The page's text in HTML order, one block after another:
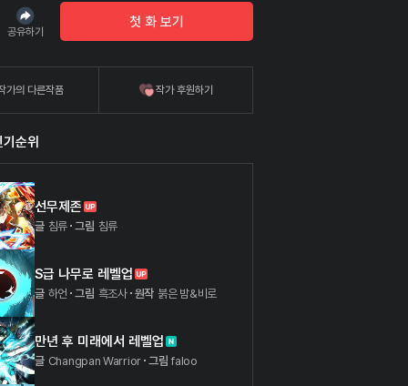
공유하기
첫 화 보기
가의 다른작품 작가 후원하기
순위
선무제존
글 침류 그림 침류
S급 나무로 레벨업
글 하언 그림 흑조사 원작 붉은 밤&비로
만년 후 미래에서 레벨업
글 Changpan Warrior 그림 faloo